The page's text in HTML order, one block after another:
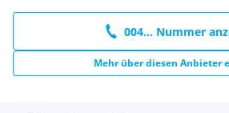
004... Nummer
Mehr über diesen Anbieter